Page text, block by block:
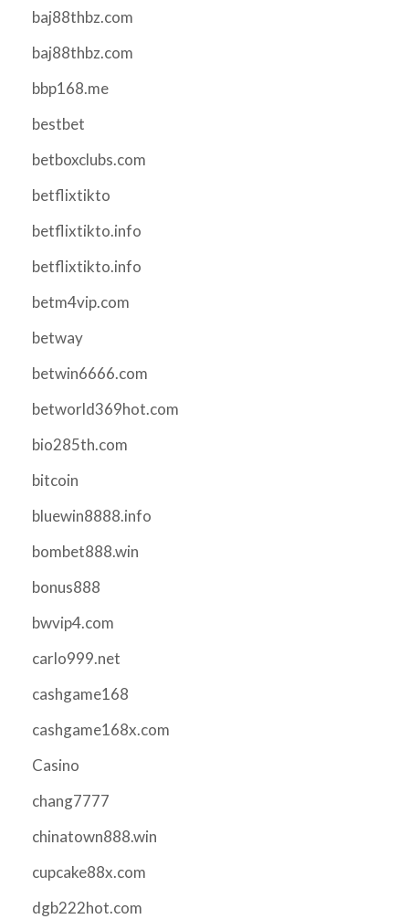
baj88thbz.com
baj88thbz.com
bbp168.me
bestbet
betboxclubs.com
betflixtikto
betflixtikto.info
betflixtikto.info
betm4vip.com
betway
betwin6666.com
betworld369hot.com
bio285th.com
bitcoin
bluewin8888.info
bombet888.win
bonus888
bwvip4.com
carlo999.net
cashgame168
cashgame168x.com
Casino
chang7777
chinatown888.win
cupcake88x.com
dgb222hot.com